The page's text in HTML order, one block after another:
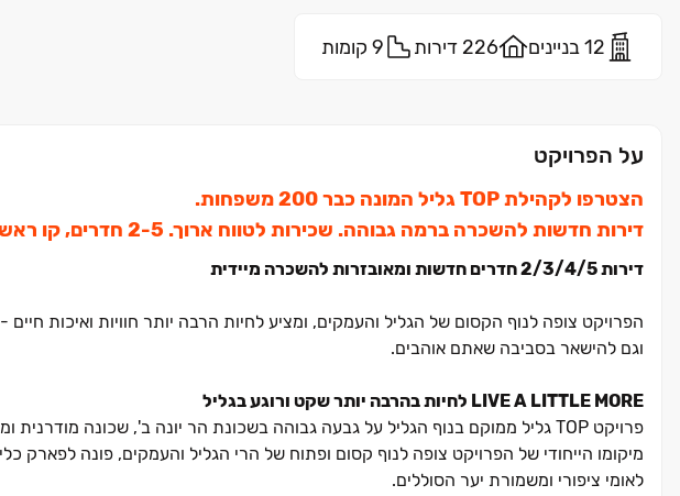
12 בניינים 226 דירות 9 קומות
על הפרויקט
הצטרפו לקהילת TOP גליל המונה כבר 200 משפחות.
דירות חדשות להשכרה ברמה גבוהה. שכירות לטווח ארוך. ‏2-5 חדרים, קו ראשון לנוף
דירות ‏2/3/4/5 חדרים חדשות ומאובזרות להשכרה מיידית
הפרויקט צופה לנוף הקסום של הגליל והעמקים, ומציע לחיות הרבה יותר חוויות ואיכות
וגם להישאר בסביבה שאתם אוהבים.
LIVE A LITTLE MORE לחיות בהרבה יותר שקט ורוגע בגליל
פרויקט TOP גליל ממוקם בנוף הגליל על גבעה גבוהה בשכונת הר יונה ב', שכונה מודרנית ומתוכננת שנבנתה בשנות ה‏-2000.
מיקומו הייחודי של הפרויקט צופה לנוף קסום ופתוח של הרי הגליל והעמקים, פונה
לאומי ציפורי ומשמורת יער הסוללים.